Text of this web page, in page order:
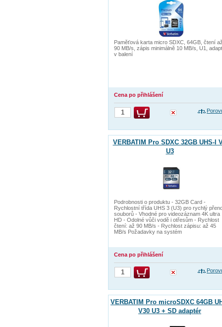
Paměťová karta micro SDXC, 64GB, čtení
90 MB/s, zápis minimálně 10 MB/s, U1,
v balení
Cena po přihlášení
VERBATIM Pro SDXC 32GB UHS-I
U3
Podrobnosti o produktu - 32GB Card -
Rychlostní třída UHS 3 (U3) pro rychlý
souborů - Vhodné pro videozáznam 4K ultra
HD - Odolné vůči vodě i otřesům - Rychlost
čtení: až 90 MB/s - Rychlost zápisu: až 45
MB/s Požadavky na systém
Cena po přihlášení
VERBATIM Pro microSDXC 64GB
V30 U3 + SD adaptér